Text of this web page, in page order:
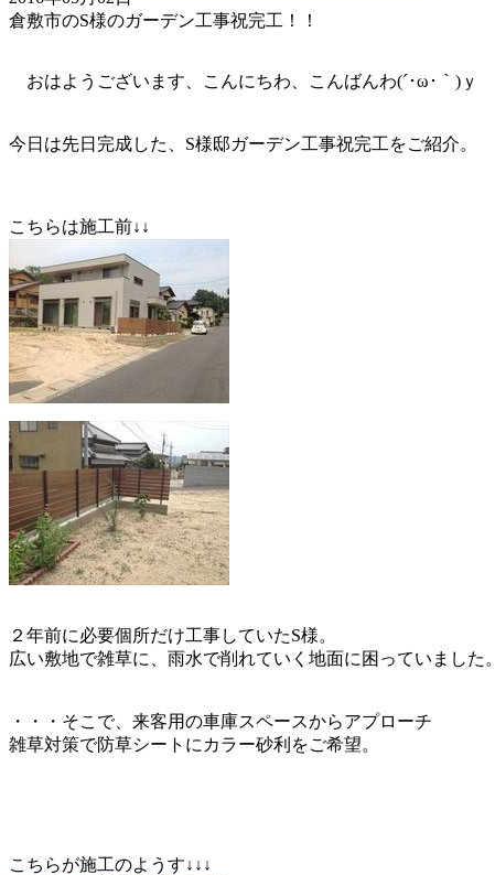
倉敷市のS様のガーデン工事祝完工！！
おはようございます、こんにちわ、こんばんわ(´･ω･｀)ｙ
今日は先日完成した、S様邸ガーデン工事祝完工をご紹介。
こちらは施工前↓↓
２年前に必要個所だけ工事していたS様。
広い敷地で雑草に、雨水で削れていく地面に困っていました。
・・・そこで、来客用の車庫スペースからアプローチ
雑草対策で防草シートにカラー砂利をご希望。
こちらが施工のようす↓↓↓